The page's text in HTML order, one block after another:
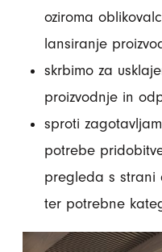
oziroma
lansiranje
skrbimo za
proizvodnje in
sproti
potrebe
pregleda s strani
ter potrebne